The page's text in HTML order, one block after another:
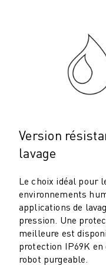
ROBOCUT MACHINES
ROBOCUT MATÉRIEL
LOGICIEL ROBOCUT
ROBOCUT MAINTENANCE
SOLUTIONS POUR L'USINE
DES SOLUTIONS D'USINE
TÉMOIGNAGES
SOLUTIONS
INDUSTRIES
TOUTES LES INDUSTRIES
AÉROSPATIALE
AUTOMOBILE
Version
lavage
Le choix idéal pour
environnements
applications de
pression. Une
meilleure est
protection IP69K en
robot purgeable.